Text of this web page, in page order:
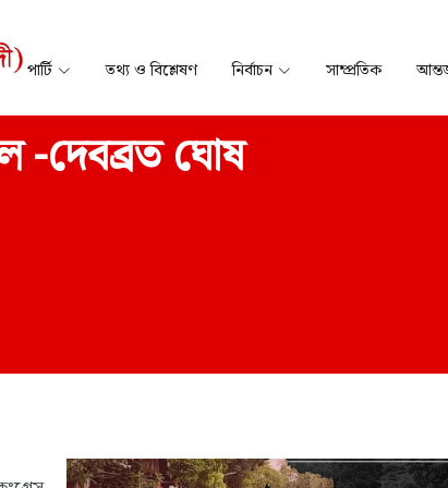
পার্টি তথ্য ও বিশ্লেষণ নির্বাচন সাম্প্রতিক
-দেবব্রত ঘোষ